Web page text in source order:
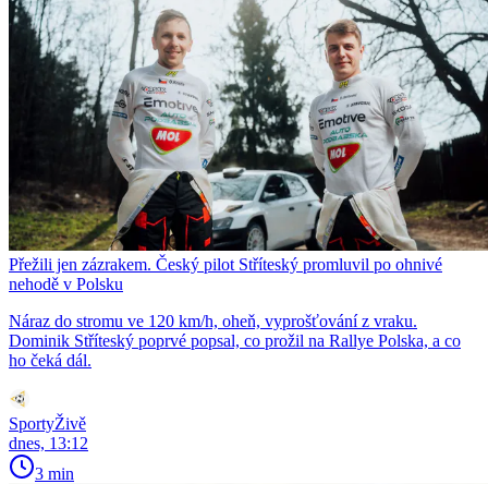
Přežili jen zázrakem. Český pilot Stříteský promluvil po ohnivé
nehodě v Polsku
Náraz do stromu ve 120 km/h, oheň, vyprošťování z vraku.
Dominik Stříteský poprvé popsal, co prožil na Rallye Polska, a co
ho čeká dál.
SportyŽivě
dnes, 13:12
3 min